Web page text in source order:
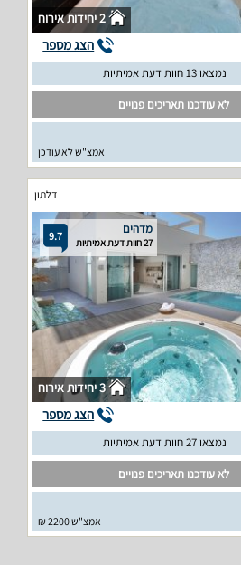
2 יחידות אירוח
הצג מספר
נמצאו 13 חוות דעת אמיתיות
לא עודכנו תאריכים פנויים
אמצ"ש לא עודכן
דלתון
9.7 מדהים
27 חוות דעת אמיתיות
3 יחידות אירוח
הצג מספר
נמצאו 27 חוות דעת אמיתיות
לא עודכנו תאריכים פנויים
אמצ"ש 2200 ₪